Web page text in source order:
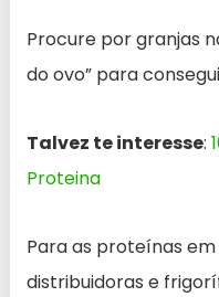
Procure por granjas
do ovo” para
Talvez te interesse:
Proteina
Para as proteínas
distribuidoras e